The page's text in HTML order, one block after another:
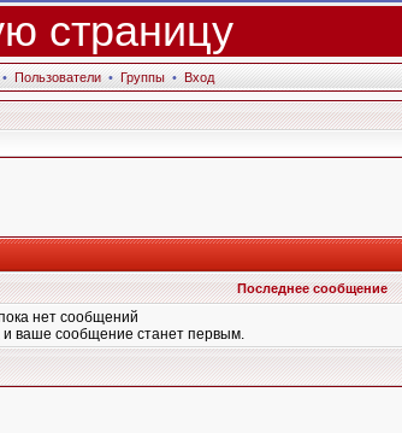
страницу
Пользователи • Группы • Вход
Последнее сообщение
нет сообщений
и ваше сообщение станет первым.